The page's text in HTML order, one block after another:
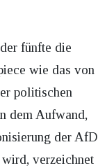
fünfte die
wie das von
politischen
dem Aufwand,
der AfD
verzeichnet